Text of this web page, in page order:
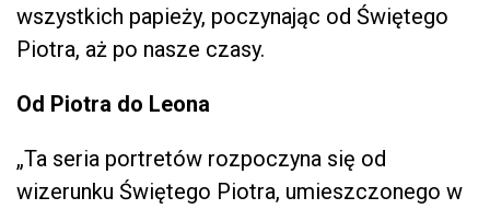
wszystkich papieży, poczynając od Świętego
Piotra, aż po nasze czasy.
Od Piotra do Leona
„Ta seria portretów rozpoczyna się od
wizerunku Świętego Piotra, umieszczonego w